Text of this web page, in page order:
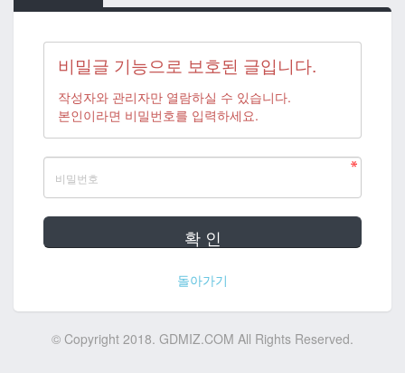
비밀글 기능으로 보호된 글입니다.
작성자와 관리자만 열람하실 수 있습니다.
본인이라면 비밀번호를 입력하세요.
확 인
돌아가기
© Copyright 2018. GDMIZ.COM All Rights Reserved.